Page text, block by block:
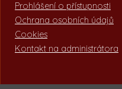
Prohlášení o přístupnosti
Ochrana osobních údajů
Cookies
Kontakt na administrátora